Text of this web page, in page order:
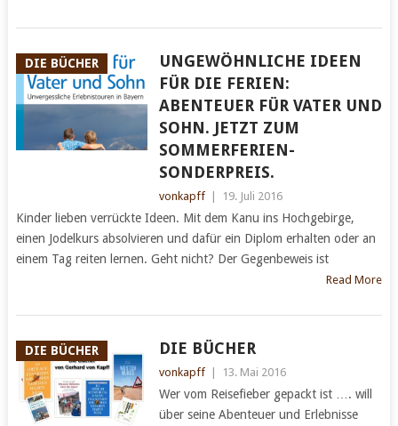
DIE BÜCHER
UNGEWÖHNLICHE IDEEN
FÜR DIE FERIEN:
ABENTEUER FÜR VATER UND
SOHN. JETZT ZUM
SOMMERFERIEN-
SONDERPREIS.
vonkapff 19. Juli 2016
Kinder lieben verrückte Ideen. Mit dem Kanu ins Hochgebirge,
einen Jodelkurs absolvieren und dafür ein Diplom erhalten oder an
einem Tag reiten lernen. Geht nicht? Der Gegenbeweis ist
Read More
DIE BÜCHER DIE BÜCHER
vonkapff 13. Mai 2016
Wer vom Reisefieber gepackt ist …. will
über seine Abenteuer und Erlebnisse